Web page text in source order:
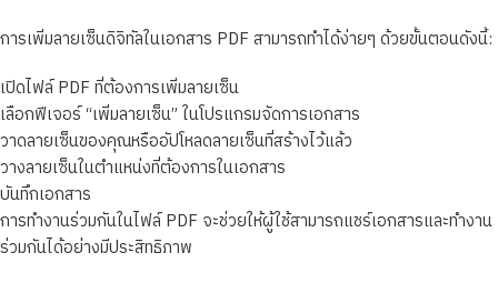
การเพิ่มลายเซ็นดิจิทัลในเอกสาร PDF สามารถทำได้ง่ายๆ ด้วยขั้นตอนดังนี้:
เปิดไฟล์ PDF ที่ต้องการเพิ่มลายเซ็น
เลือกฟีเจอร์ “เพิ่มลายเซ็น” ในโปรแกรมจัดการเอกสาร
วาดลายเซ็นของคุณหรืออัปโหลดลายเซ็นที่สร้างไว้แล้ว
วางลายเซ็นในตำแหน่งที่ต้องการในเอกสาร
บันทึกเอกสาร
การทำงานร่วมกันในไฟล์ PDF จะช่วยให้ผู้ใช้สามารถแชร์เอกสารและทำงาน
ร่วมกันได้อย่างมีประสิทธิภาพ